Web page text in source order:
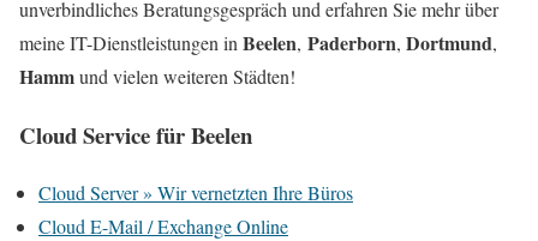
unverbindliches Beratungsgespräch und erfahren Sie mehr über
meine IT-Dienstleistungen in Beelen, Paderborn, Dortmund,
Hammund vielen weiteren Städten!
Cloud Service für Beelen
Cloud Server » Wir vernetzten Ihre Büros
Cloud E-Mail / Exchange Online